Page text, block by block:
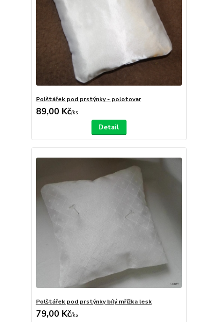
Polštářek pod prstýnky - polotovar
89,00 Kč/ks
Detail
Polštářek pod prstýnky bílý mřížka lesk
79,00 Kč/ks